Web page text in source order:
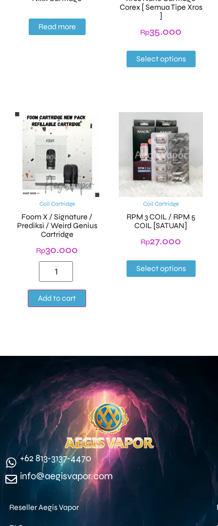
Read more
Corex [ Semua Tipe Xros
]
Rp35.000
Select options
Coil Cartridge
Foom X / Signature /
Prediksi / Weird Genius
Cartridge
Rp30.000
Add to cart
Coil Cartridge
RPM 3 COIL / RPM 5
COIL [SATUAN]
Rp27.000
Select options
‪+62 813‑3137‑4470‬
info@aegisvapor.com
Reseller Aegis Vapor